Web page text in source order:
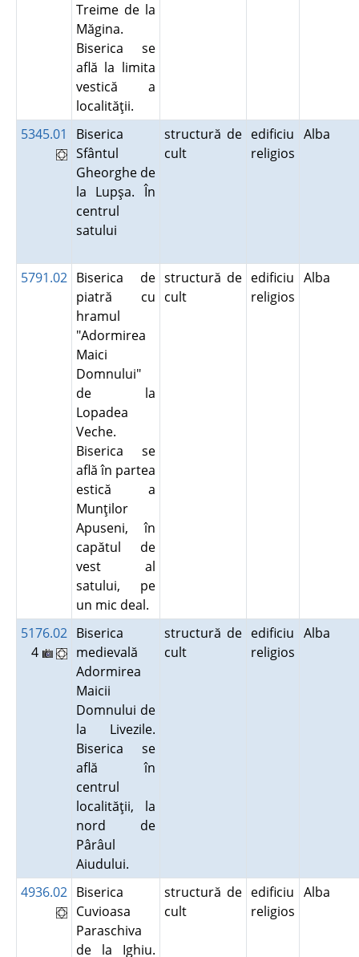
Treime de la
Măgina.
Biserica se
află la limita
vestică a
localităţii.
5345.01
Biserica
Sfântul
Gheorghe de
la Lupşa. În
centrul
satului
structură de
cult
edificiu
religios
Alba
5791.02 Biserica de
piatră cu
hramul
"Adormirea
Maici
Domnului"
de la
Lopadea
Veche.
Biserica se
află în partea
estică a
Munţilor
Apuseni, în
capătul de
vest al
satului, pe
un mic deal.
structură de
cult
edificiu
religios
Alba
5176.02
4
Biserica
medievală
Adormirea
Maicii
Domnului de
la Livezile.
Biserica se
află în
centrul
localităţii, la
nord de
Pârâul
Aiudului.
structură de
cult
edificiu
religios
Alba
4936.02 Biserica
Cuvioasa
Paraschiva
de la Ighiu.
structură de
cult
edificiu
religios
Alba